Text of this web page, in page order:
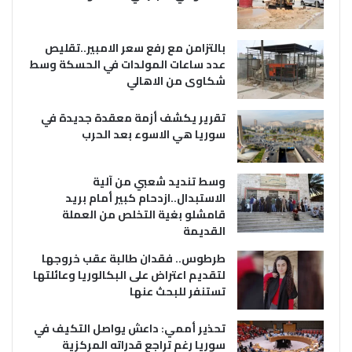
بالتزامن مع رفع سعر الامبير..تقليص
عدد ساعات المولدات في الحسكة وسط
شكاوى من الاهالي
تقرير يكشف أزمة معقدة جديدة في
سوريا هي الاسوء بعد الحرب
وسط تنديد شعبي من آلية
الاستبدال..ازدحام كبير أمام بريد
قامشلو بغية التخلص من العملة
القديمة
طرطوس.. فقدان طالبة عقب خروجها
لتقديم اعتراض على البكالوريا وعائلتها
تستنفر للبحث عنها
تحذير أممي: داعش يواصل التكيف في
سوريا رغم تراجع قدراته المركزية